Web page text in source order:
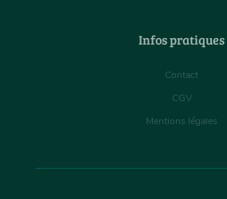
Infos pratiques
Contact
CGV
Mentions légales